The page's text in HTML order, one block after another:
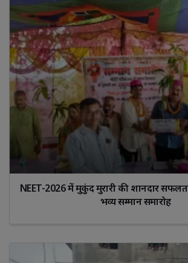
NEET-2026 में मुकुंद मुरारी की शानदार
भव्य सम्मान समारोह